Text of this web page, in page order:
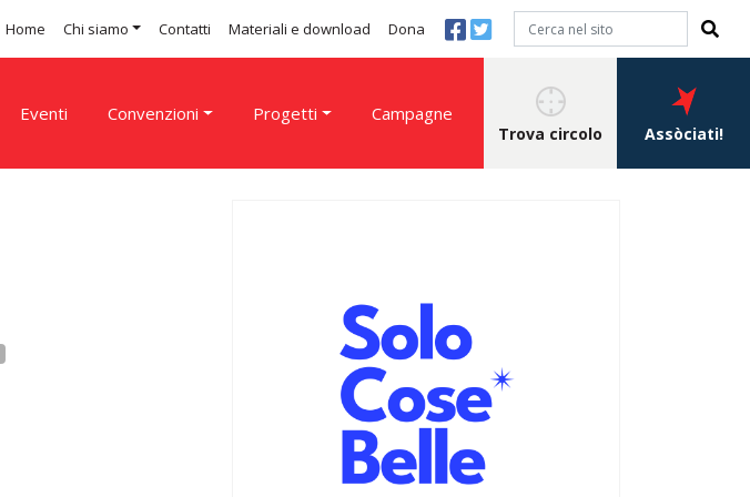
Home Chi siamo Contatti Materiali e download Dona
Eventi Convenzioni Progetti Campagne
Trova circolo Assòciati!